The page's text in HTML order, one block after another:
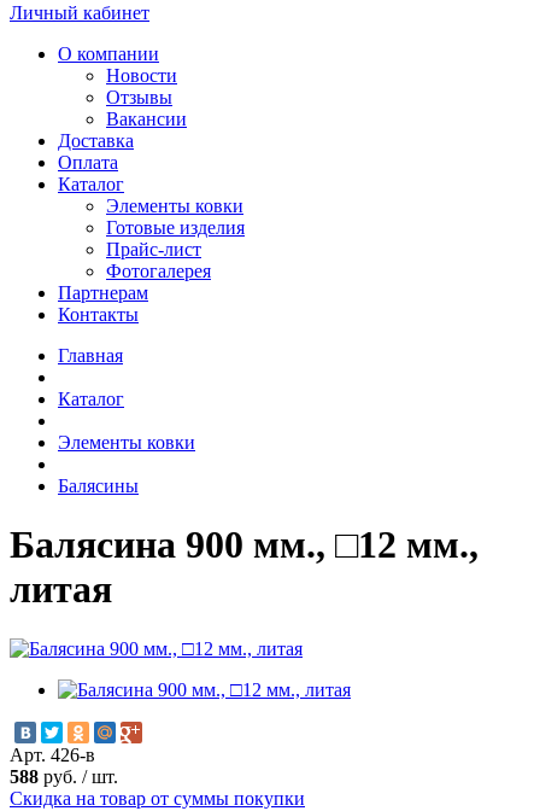
Личный кабинет
О компании
Новости
Отзывы
Вакансии
Доставка
Оплата
Каталог
Элементы ковки
Готовые изделия
Прайс-лист
Фотогалерея
Партнерам
Контакты
Главная
Каталог
Элементы ковки
Балясины
Балясина 900 мм., □12 мм.,
литая
Арт. 426-в
588 руб. /шт.
Скидка на товар от суммы покупки